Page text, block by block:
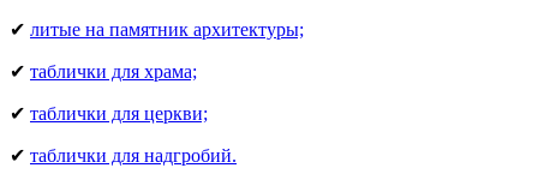
✔ литые на памятник архитектуры;
✔ таблички для храма;
✔ таблички для церкви;
✔ таблички для надгробий.